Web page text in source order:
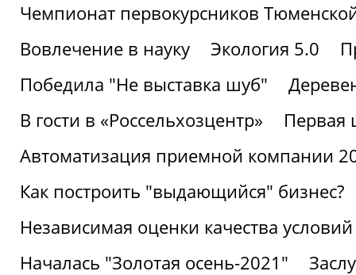
Чемпионат первокурсников
Вовлечение в науку
Экология 5.0
Победила "Не выставка шуб"
В гости в «Россельхозцентр»
Первая
Автоматизация приемной компании
Как построить "выдающийся" бизнес?
Независимая оценки качества
Началась "Золотая осень-2021"